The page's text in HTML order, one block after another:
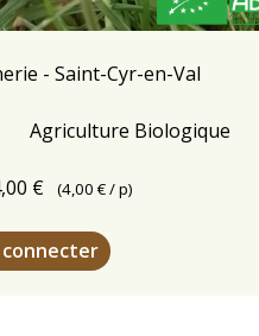
- Saint-Cyr-en-Val
Agriculture Biologique
€ (4,00 €/ p)
connecter